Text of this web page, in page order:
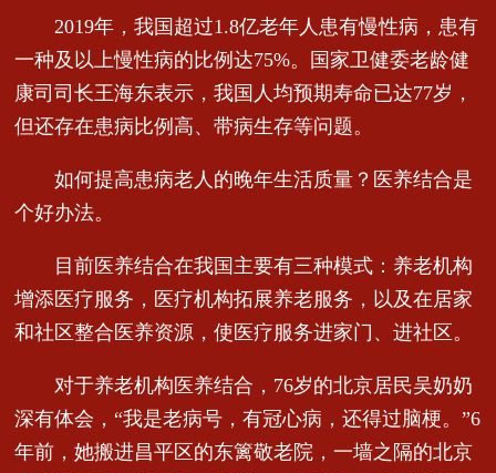
2019年，我国超过1.8亿老年人患有慢性病，患有
一种及以上慢性病的比例达75%。国家卫健委老龄健
康司司长王海东表示，我国人均预期寿命已达77岁，
但还存在患病比例高、带病生存等问题。
如何提高患病老人的晚年生活质量？医养结合是
个好办法。
目前医养结合在我国主要有三种模式：养老机构
增添医疗服务，医疗机构拓展养老服务，以及在居家
和社区整合医养资源，使医疗服务进家门、进社区。
对于养老机构医养结合，76岁的北京居民吴奶奶
深有体会，“我是老病号，有冠心病，还得过脑梗。”6
年前，她搬进昌平区的东篱敬老院，一墙之隔的北京